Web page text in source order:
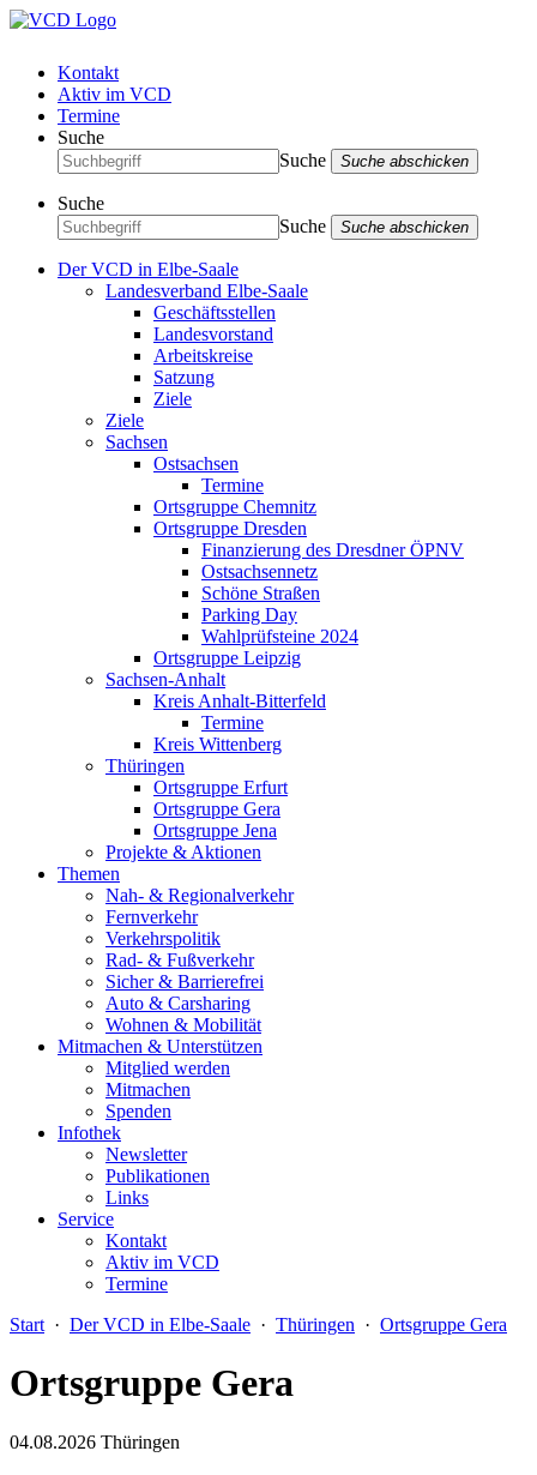
Kontakt
Aktiv im VCD
Termine
Suche
Suche
Suche abschicken
Suche
Suche
Suche abschicken
Der VCD in Elbe-Saale
Landesverband Elbe-Saale
Geschäftsstellen
Landesvorstand
Arbeitskreise
Satzung
Ziele
Ziele
Sachsen
Ostsachsen
Termine
Ortsgruppe Chemnitz
Ortsgruppe Dresden
Finanzierung des Dresdner ÖPNV
Ostsachsennetz
Schöne Straßen
Parking Day
Wahlprüfsteine 2024
Ortsgruppe Leipzig
Sachsen-Anhalt
Kreis Anhalt-Bitterfeld
Termine
Kreis Wittenberg
Thüringen
Ortsgruppe Erfurt
Ortsgruppe Gera
Ortsgruppe Jena
Projekte & Aktionen
Themen
Nah- & Regionalverkehr
Fernverkehr
Verkehrspolitik
Rad- & Fußverkehr
Sicher & Barrierefrei
Auto & Carsharing
Wohnen & Mobilität
Mitmachen & Unterstützen
Mitglied werden
Mitmachen
Spenden
Infothek
Newsletter
Publikationen
Links
Service
Kontakt
Aktiv im VCD
Termine
Start · Der VCD in Elbe-Saale · Thüringen · Ortsgruppe Gera
Ortsgruppe Gera
04.08.2026 Thüringen